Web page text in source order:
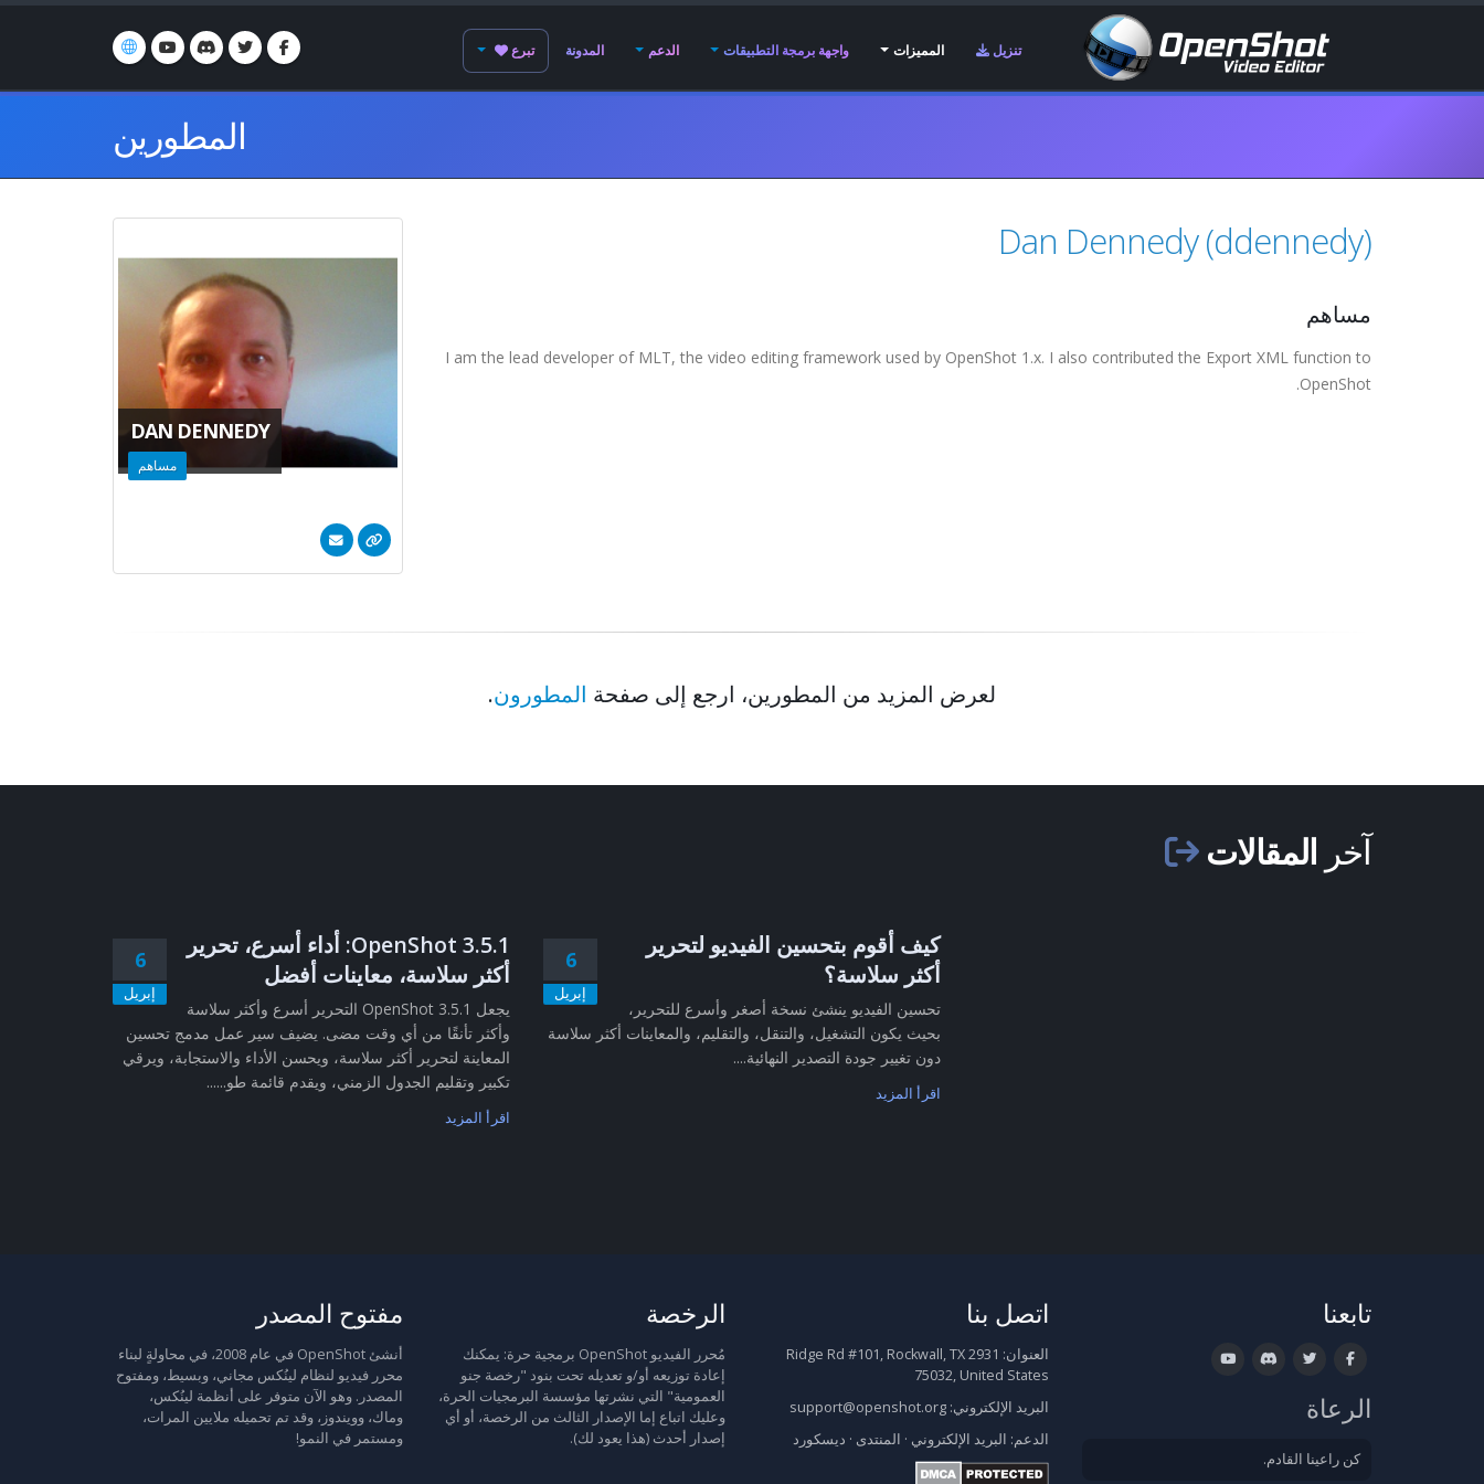
تنزيل المميزات واجهة برمجة التطبيقات الدعم المدونة تبرع
المطورين
DAN DENNEDY
مساهم
Dan Dennedy (ddennedy)
مساهم
I am the lead developer of MLT, the video editing framework used by OpenShot 1.x. I also contributed the Export XML function to
OpenShot.
لعرض المزيد من المطورين، ارجع إلى صفحة المطورون.
آخر المقالات
6
إبريل
OpenShot 3.5.1: أداء أسرع، تحرير
أكثر سلاسة، معاينات أفضل
يجعل OpenShot 3.5.1 التحرير أسرع وأكثر سلاسة
وأكثر تأنقًا من أي وقت مضى. يضيف سير عمل مدمج تحسين
المعاينة لتحرير أكثر سلاسة، ويحسن الأداء والاستجابة، ويرقي
تكبير وتقليم الجدول الزمني، ويقدم قائمة طو......
اقرأ المزيد
6
إبريل
كيف أقوم بتحسين الفيديو لتحرير
أكثر سلاسة؟
تحسين الفيديو ينشئ نسخة أصغر وأسرع للتحرير،
بحيث يكون التشغيل، والتنقل، والتقليم، والمعاينات أكثر سلاسة
دون تغيير جودة التصدير النهائية....
اقرأ المزيد
مفتوح المصدر
أنشئ OpenShot في عام 2008، في محاولةٍ لبناء
محرر فيديو لنظام لينُكس مجاني، وبسيط، ومفتوح
المصدر. وهو الآن متوفر على أنظمة لينُكس،
وماك، وويندوز، وقد تم تحميله ملايين المرات،
ومستمر في النمو!
الرخصة
مُحرر الفيديو OpenShot برمجية حرة: يمكنك
إعادة توزيعه أو/و تعديله تحت بنود "رخصة جنو
العمومية" التي نشرتها مؤسسة البرمجيات الحرة،
وعليك اتباع إما الإصدار الثالث من الرخصة، أو أي
إصدار أحدث (هذا يعود لك).
اتصل بنا
العنوان:
2931 Ridge Rd #101, Rockwall, TX
75032, United States
البريد الإلكتروني: support@openshot.org
الدعم: البريد الإلكتروني · المنتدى · ديسكورد
تابعنا
الرعاة
كن راعينا القادم.